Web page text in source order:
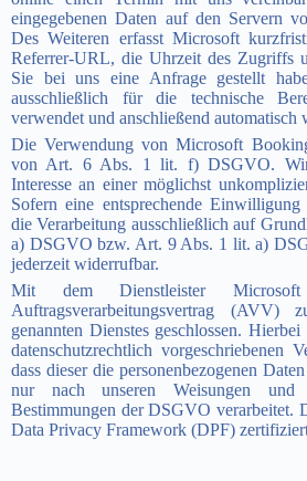
eingegebenen Daten auf den Servern
Des Weiteren erfasst Microsoft
Referrer-URL, die Uhrzeit des Zugriffs
Sie bei uns eine Anfrage gestellt
ausschließlich für die technische
verwendet und anschließend automatisch
Die Verwendung von Microsoft
von Art. 6 Abs. 1 lit. f) DSGVO. Wir
Interesse an einer möglichst
Sofern eine entsprechende
die Verarbeitung ausschließlich auf
a) DSGVO bzw. Art. 9 Abs. 1 lit. a)
jederzeit widerrufbar.
Mit dem Dienstleister
Auftragsverarbeitungsvertrag
genannten Dienstes geschlossen.
datenschutzrechtlich vorgeschriebenen
dass dieser die personenbezogenen
nur nach unseren Weisungen und
Bestimmungen der DSGVO verarbeitet.
Data Privacy Framework (DPF)